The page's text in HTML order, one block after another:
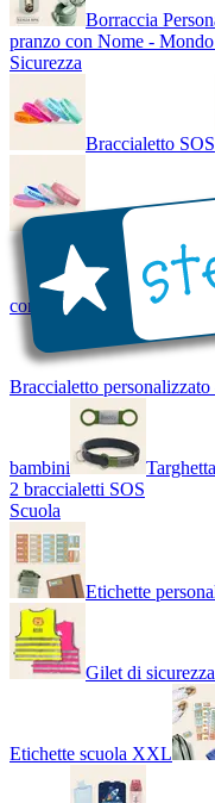
Borraccia
pranzo con Nome -
Sicurezza
Braccialetto SOS
Braccialetto
con Nome - Luminoso
Braccialetto
bambini
2 braccialetti SOS
Scuola
Etichette
Gilet di
Etichette scuola XXL